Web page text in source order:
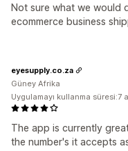
Not sure what we would
ecommerce business
The app is currently
the number's it accepts
eyesupply.co.za
Güney Afrika
Uygulamayı kullanma süresi:7